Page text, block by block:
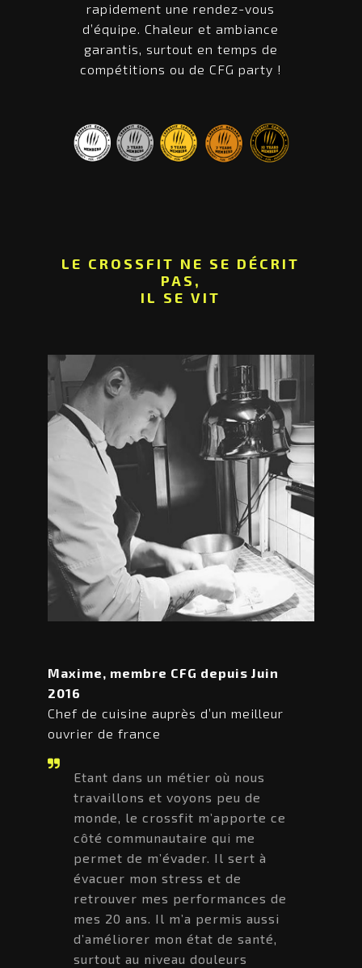
rapidement une rendez-vous
d’équipe. Chaleur et ambiance
garantis, surtout en temps de
compétitions ou de CFG party !
LE CROSSFIT NE SE DÉCRIT
PAS,
IL SE VIT
Maxime, membre CFG depuis Juin
2016
Chef de cuisine auprès d’un meilleur
ouvrier de france
Etant dans un métier où nous
travaillons et voyons peu de
monde, le crossfit m’apporte ce
côté communautaire qui me
permet de m’évader. Il sert à
évacuer mon stress et de
retrouver mes performances de
mes 20 ans. Il m’a permis aussi
d’améliorer mon état de santé,
surtout au niveau douleurs